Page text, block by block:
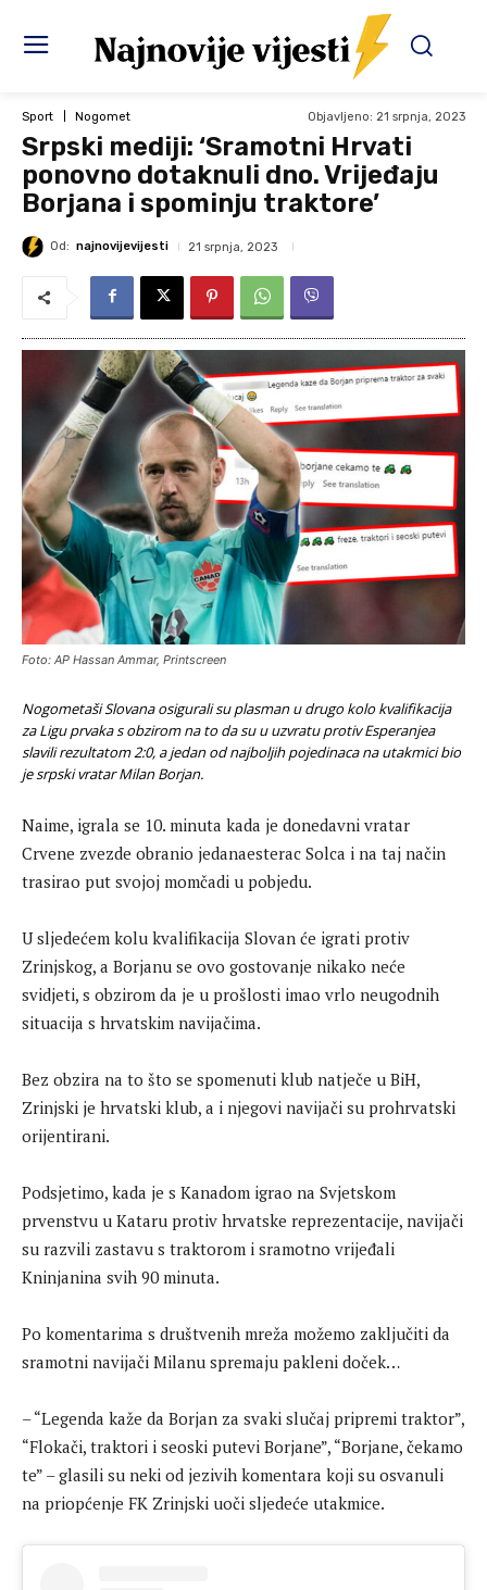
Sport Nogomet Objavljeno: 21 srpnja, 2023
Srpski mediji: ‘Sramotni Hrvati
ponovno dotaknuli dno. Vrijeđaju
Borjana i spominju traktore’
Od: najnovijevijesti 21 srpnja, 2023
Foto: AP Hassan Ammar, Printscreen
Nogometaši Slovana osigurali su plasman u drugo kolo kvalifikacija
za Ligu prvaka s obzirom na to da su u uzvratu protiv Esperanjea
slavili rezultatom 2:0, a jedan od najboljih pojedinaca na utakmici bio
je srpski vratar Milan Borjan.
Naime, igrala se 10. minuta kada je donedavni vratar
Crvene zvezde obranio jedanaesterac Solca i na taj način
trasirao put svojoj momčadi u pobjedu.
U sljedećem kolu kvalifikacija Slovan će igrati protiv
Zrinjskog, a Borjanu se ovo gostovanje nikako neće
svidjeti, s obzirom da je u prošlosti imao vrlo neugodnih
situacija s hrvatskim navijačima.
Bez obzira na to što se spomenuti klub natječe u BiH,
Zrinjski je hrvatski klub, a i njegovi navijači su prohrvatski
orijentirani.
Podsjetimo, kada je s Kanadom igrao na Svjetskom
prvenstvu u Kataru protiv hrvatske reprezentacije, navijači
su razvili zastavu s traktorom i sramotno vrijeđali
Kninjanina svih 90 minuta.
Po komentarima s društvenih mreža možemo zaključiti da
sramotni navijači Milanu spremaju pakleni doček…
– “Legenda kaže da Borjan za svaki slučaj pripremi traktor”,
“Flokači, traktori i seoski putevi Borjane”, “Borjane, čekamo
te” – glasili su neki od jezivih komentara koji su osvanuli
na priopćenje FK Zrinjski uoči sljedeće utakmice.